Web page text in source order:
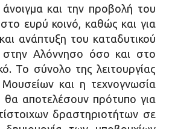
και την προβολή του
ευρύ κοινό, καθώς και για
ανάπτυξη του καταδυτικού
στην Αλόννησο όσο και στο
Το σύνολο της λειτουργίας
και η τεχνογνωσία
αποτελέσουν πρότυπο για
δραστηριοτήτων σε